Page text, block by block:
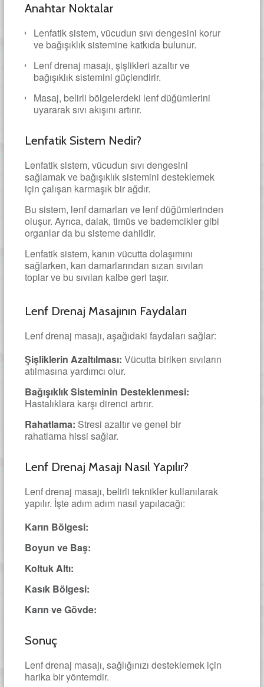
Anahtar Noktalar
Lenfatik sistem, vücudun sıvı dengesini korur
ve bağışıklık sistemine katkıda bulunur.
Lenf drenaj masajı, şişlikleri azaltır ve
bağışıklık sistemini güçlendirir.
Masaj, belirli bölgelerdeki lenf düğümlerini
uyararak sıvı akışını artırır.
Lenfatik Sistem Nedir?
Lenfatik sistem, vücudun sıvı dengesini
sağlamak ve bağışıklık sistemini desteklemek
için çalışan karmaşık bir ağdır.
Bu sistem, lenf damarları ve lenf düğümlerinden
oluşur. Ayrıca, dalak, timüs ve bademcikler gibi
organlar da bu sisteme dahildir.
Lenfatik sistem, kanın vücutta dolaşımını
sağlarken, kan damarlarından sızan sıvıları
toplar ve bu sıvıları kalbe geri taşır.
Lenf Drenaj Masajının Faydaları
Lenf drenaj masajı, aşağıdaki faydaları sağlar:
Şişliklerin Azaltılması: Vücutta biriken sıvıların
atılmasına yardımcı olur.
Bağışıklık Sisteminin Desteklenmesi:
Hastalıklara karşı direnci artırır.
Rahatlama: Stresi azaltır ve genel bir
rahatlama hissi sağlar.
Lenf Drenaj Masajı Nasıl Yapılır?
Lenf drenaj masajı, belirli teknikler kullanılarak
yapılır. İşte adım adım nasıl yapılacağı:
Karın Bölgesi:
Boyun ve Baş:
Koltuk Altı:
Kasık Bölgesi:
Karın ve Gövde:
Sonuç
Lenf drenaj masajı, sağlığınızı desteklemek için
harika bir yöntemdir.